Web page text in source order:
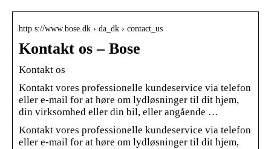
http s://www.bose.dk › da_dk › contact_us
Kontakt os – Bose
Kontakt os
Kontakt vores professionelle kundeservice via telefon
eller e-mail for at høre om lydløsninger til dit hjem,
din virksomhed eller din bil, eller angående …
Kontakt vores professionelle kundeservice via telefon
eller e-mail for at høre om lydløsninger til dit hjem,